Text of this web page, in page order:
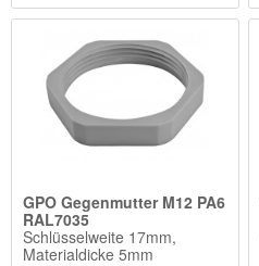
GPO Gegenmutter M12 PA6
RAL7035
Schlüsselweite 17mm,
Materialdicke 5mm